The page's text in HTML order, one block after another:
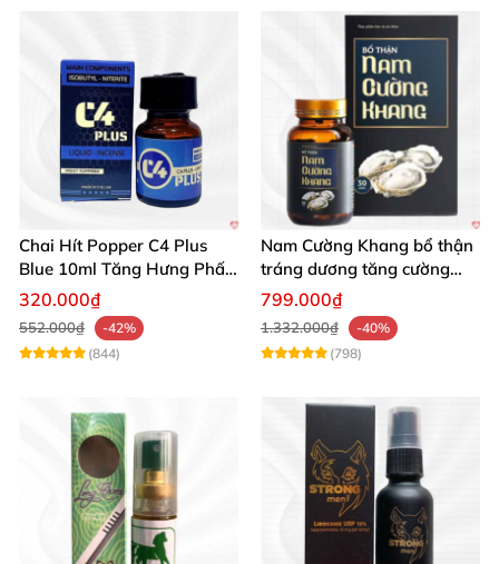
Chai Hít Popper C4 Plus
Blue 10ml Tăng Hưng Phấn
Mạnh Mẽ
320.000₫
552.000₫
-42%
(844)
Nam Cường Khang bổ thận
tráng dương tăng cường
sinh lực bền lâu
799.000₫
1.332.000₫
-40%
(798)